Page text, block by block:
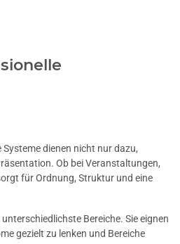
dienen nicht nur dazu,
Ob bei Veranstaltungen,
für Ordnung, Struktur und eine
Bereiche. Sie eignen
gezielt zu lenken und Bereiche